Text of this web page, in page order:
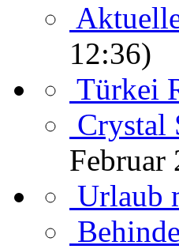
12:36)
Türkei
Crystal
Februar
Urlaub